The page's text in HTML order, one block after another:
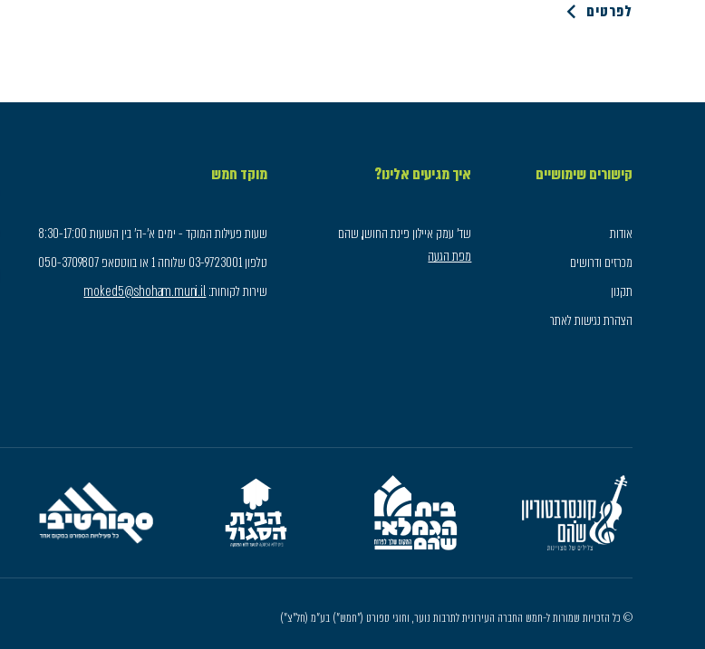
לפרטים
קישורים שימושיים
אודות
מכרזים ודרושים
תקנון
הצהרת נגישות לאתר
איך מגיעים אלינו?
שד׳ עמק איילון פינת החושן, שהם
מפת הגעה
מוקד חמש
שעות פעילות המוקד - ימים א'-ה' בין השעות 8:30-17:00
טלפון 03-9723001 שלוחה 1 או בווטסאפ 050-3709807
שירות לקוחות:moked5@shoham.muni.il
© כל הזכויות שמורות ל-חמש החברה העירונית לתרבות נוער, וחוגי ספורט ("חמש") בע"מ (חל"צ")